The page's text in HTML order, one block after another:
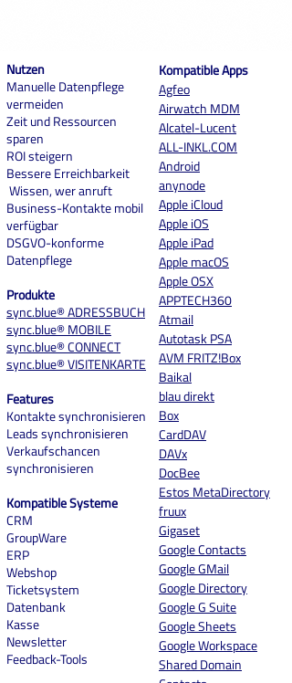
Nutzen
Manuelle Datenpflege
vermeiden
Zeit und Ressourcen
sparen
ROI steigern
Bessere Erreichbarkeit
Wissen, wer anruft
Business-Kontakte mobil
verfügbar
DSGVO-konforme
Datenpflege
Produkte
sync.blue® ADRESSBUCH
sync.blue® MOBILE
sync.blue® CONNECT
sync.blue® VISITENKARTE
Features
Kontakte synchronisieren
Leads synchronisieren
Verkaufschancen
synchronisieren
Kompatible Systeme
CRM
GroupWare
ERP
Webshop
Ticketsystem
Datenbank
Kasse
Newsletter
Feedback-Tools
Kompatible Apps
Agfeo
Airwatch MDM
Alcatel-Lucent
ALL-INKL.COM
Android
anynode
Apple iCloud
Apple iOS
Apple iPad
Apple macOS
Apple OSX
APPTECH360
Atmail
Autotask PSA
AVM FRITZ!Box
Baikal
blau direkt
Box
CardDAV
DAVx
DocBee
Estos MetaDirectory
fruux
Gigaset
Google Contacts
Google GMail
Google Directory
Google G Suite
Google Sheets
Google Workspace
Shared Domain